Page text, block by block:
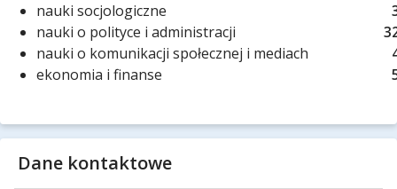
nauki socjologiczne
nauki o polityce i administracji
nauki o komunikacji społecznej i mediach
ekonomia i finanse
Dane kontaktowe